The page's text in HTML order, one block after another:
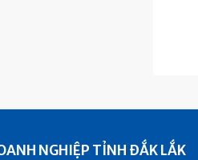
NGHIỆP TỈNH ĐẮK LẮK